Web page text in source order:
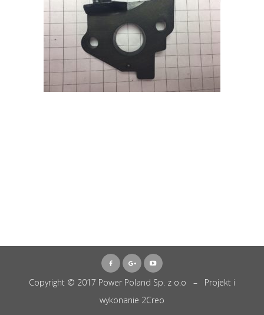
Copyright © 2017 Power Poland Sp. z o.o – Projekt i
wykonanie 2Creo